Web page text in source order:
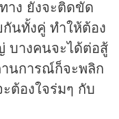
าง ยังจะติดขัด
นทั้งคู่ ทำให้ต้อง
บางคนจะได้ต่อสู้
านการณ์ก็จะพลิก
ต้องใจร่มๆ กับ